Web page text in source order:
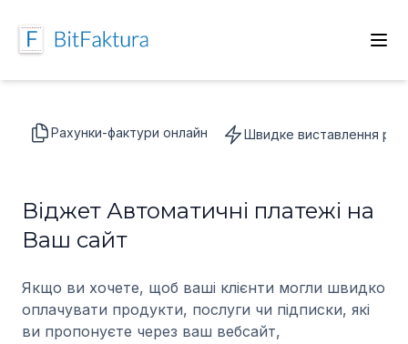
Рахунки-фактури онлайн Швидке виставлення
Віджет Автоматичні платежі на
Ваш сайт
Якщо ви хочете, щоб ваші клієнти могли швидко
оплачувати продукти, послуги чи підписки, які
ви пропонуєте через ваш вебсайт,